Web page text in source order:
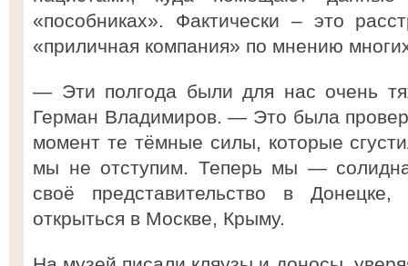
«пособниках». Фактически – это
«приличная компания» по мнению
— Эти полгода были для нас очень
Герман Владимиров. — Это была
момент те тёмные силы, которые
мы не отступим. Теперь мы —
своё представительство в
открыться в Москве, Крыму.